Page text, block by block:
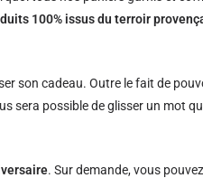
100% issus du terroir
son cadeau. Outre le fait de
sera possible de glisser un mot
. Sur demande, vous pouvez